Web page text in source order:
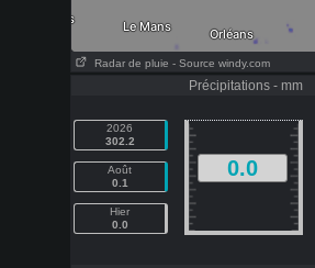
Radar de pluie - Source windy.com
Précipitations - mm
2026
302.2
Août
0.1
Hier
0.0
0.0